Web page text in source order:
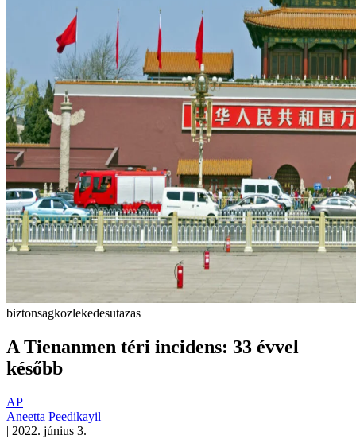
biztonsagkozlekedesutazas
A Tienanmen téri incidens: 33 évvel
később
AP
Aneetta Peedikayil
| 2022. június 3.